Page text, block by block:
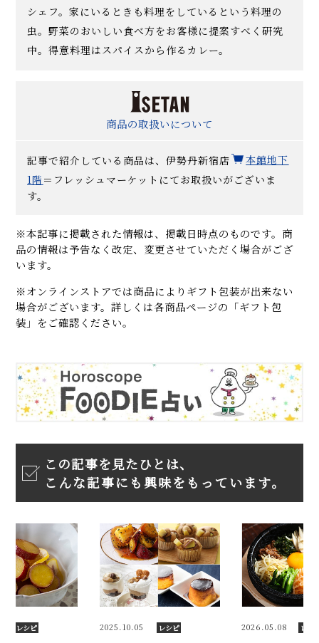
シェフ。家にいるときも料理をしているという料理の
虫。野菜のおいしい食べ方をお客様に提案すべく研究
中。得意料理はスパイスから作るカレー。
商品の取扱いについて
記事で紹介している商品は、伊勢丹新宿店
本館地下
1階 ＝フレッシュマーケットにてお取扱いがございま
す。
※本記事に掲載された情報は、掲載日時点のものです。商
品の情報は予告なく改定、変更させていただく場合がござ
います。
※オンラインストアでは商品によりギフト包装が出来ない
場合がございます。詳しくは各商品ページの「ギフト包
装」をご確認ください。
この記事を見たひとは、
こんな記事にも興味をもっています。
レシピ 2026.05.08 レシピ 2025.09.18 レシ